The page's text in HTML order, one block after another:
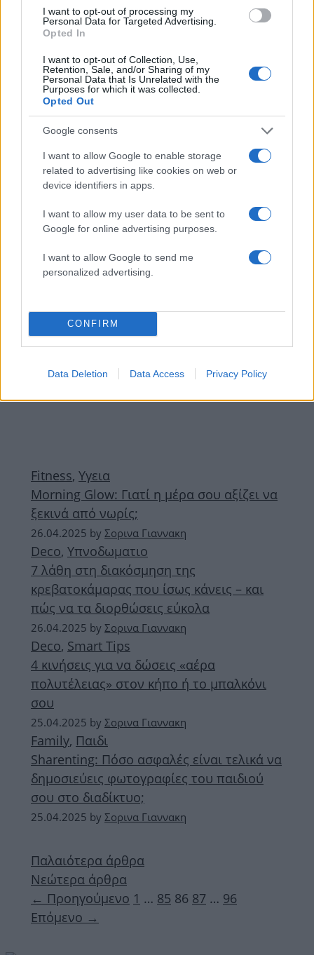
I want to opt-out of processing my
Personal Data for Targeted Advertising.
Opted In
I want to opt-out of Collection, Use,
Retention, Sale, and/or Sharing of my
Personal Data that Is Unrelated with the
Purposes for which it was collected.
Opted Out
Google consents
I want to allow Google to enable storage
related to advertising like cookies on web or
device identifiers in apps.
I want to allow my user data to be sent to
Google for online advertising purposes.
I want to allow Google to send me
personalized advertising.
CONFIRM
Data Deletion Data Access Privacy Policy
λευκό χρώμα κάνει κακό στη διακόσμηση
28.04.2025 Σορινα Γιαννακη
Πώς να κάνεις το σπίτι σου το αγαπημένο
στέκι των παιδιών
27.04.2025by
Deco
Σαλονι
χρειάζεσαι για ένα σαλόνι με χαρακτήρα
27.04.2025byΣορινα Γιαννακη
Διαφορές στην ανατροφή των παιδιών:
Millennial γονείς VS Baby boomers
ΔΙΑΦΗΜΙΣΗ
Fitness, Υγεια
Morning Glow: Γιατί η μέρα σου αξίζει να
ξεκινά από νωρίς;
26.04.2025 by Σορινα Γιαννακη
Deco, Υπνοδωματιο
7 λάθη στη διακόσμηση της
κρεβατοκάμαρας που ίσως κάνεις – και
πώς να τα διορθώσεις εύκολα
26.04.2025 by Σορινα Γιαννακη
Deco, Smart Tips
4 κινήσεις για να δώσεις «αέρα
πολυτέλειας» στον κήπο ή το μπαλκόνι
σου
25.04.2025 by Σορινα Γιαννακη
Family, Παιδι
Sharenting: Πόσο ασφαλές είναι τελικά να
δημοσιεύεις φωτογραφίες του παιδιού
σου στο διαδίκτυο;
25.04.2025 by Σορινα Γιαννακη
Παλαιότερα άρθρα
Νεώτερα άρθρα
← Προηγούμενο Σελίδα
1 … Σελίδα
85 Σελίδα
86 Σελίδα
87 … Σελίδα
96
Επόμενο →